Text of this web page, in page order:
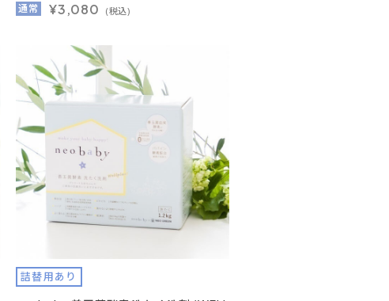
通常 ¥3,080 (税込)
詰替用あり